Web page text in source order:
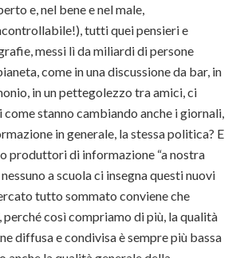
e, nel bene e nel male,
tutti quei pensieri e
messi lì da miliardi di persone
come in una discussione da bar, in
in un pettegolezzo tra amici, ci
stanno cambiando anche i giornali,
in generale, la stessa politica? E
produttori di informazione “a nostra
a scuola ci insegna questi nuovi
tutto sommato conviene che
così compriamo di più, la qualità
diffusa e condivisa è sempre più bassa